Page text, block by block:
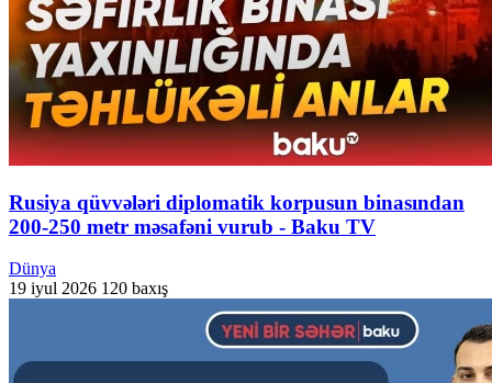
Rusiya qüvvələri diplomatik korpusun binasından
200-250 metr məsafəni vurub - Baku TV
Dünya
19 iyul 2026 120 baxış